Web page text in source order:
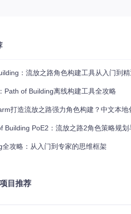
置分支"功能快速测试不同节点组合的效
过珠宝系统（如永恒珠宝、范围珠宝）
构建，建议采用"核心-扩展"模式：先确
模块专注于特定功能。
作用范围可视化，帮助玩家理解珠宝对技
：流放之路角色构建工具从入门到精通
Path of Building离线构建工具全攻略
流放之路强力角色构建？中文本地化工具提升BD规
PoE2：流放之路2角色策略规划与效
全攻略：从入门到专家的思维框架
目推荐